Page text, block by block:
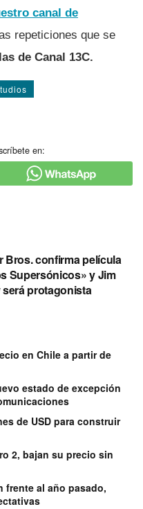
canal de
repeticiones que se
de Canal 13C.
en:
Bros. confirma película
Supersónicos» y Jim
será protagonista
en Chile a partir de
estado de excepción
de USD para construir
2, bajan su precio sin
frente al año pasado,